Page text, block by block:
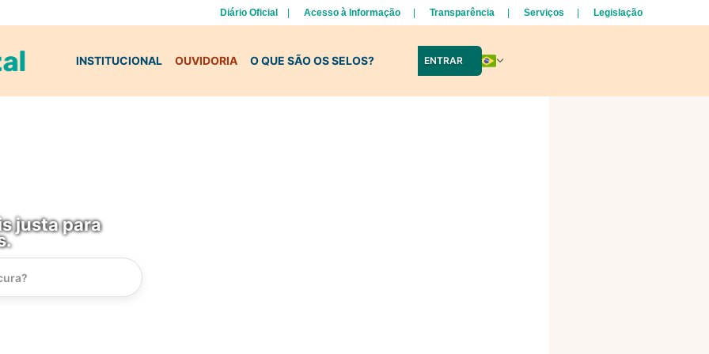
Diário Oficial Acesso à Informação Transparência Serviços Legislação
INSTITUCIONAL OUVIDORIA O QUE SÃO OS SELOS? ENTRAR
justa para